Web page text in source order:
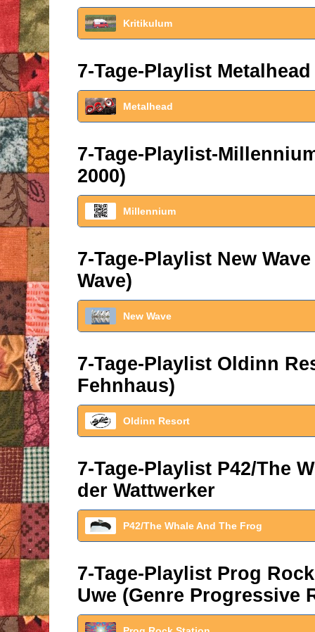
Kritikulum
7-Tage-Playlist
Metalhead
7-Tage-Playlist-
2000)
Millennium
7-Tage-Playlist New
Wave)
New Wave
7-Tage-Playlist Oldinn
Fehnhaus)
Oldinn Resort
7-Tage-Playlist P42/The
der Wattwerker
P42/The Whale And The Frog
7-Tage-Playlist Prog
Uwe (Genre Progressive